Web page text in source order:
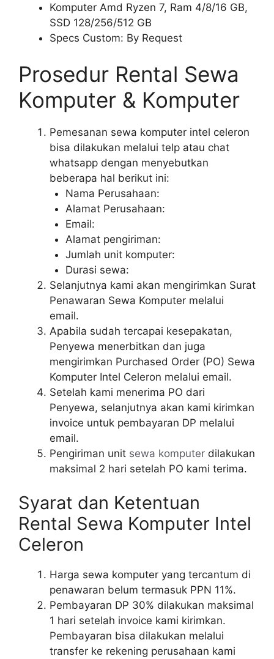
Komputer Amd Ryzen 7, Ram 4/8/16 GB,
SSD 128/256/512 GB
Specs Custom: By Request
Prosedur Rental Sewa
Komputer & Komputer
Pemesanan sewa komputer intel celeron
bisa dilakukan melalui telp atau chat
whatsapp dengan menyebutkan
beberapa hal berikut ini:
Nama Perusahaan:
Alamat Perusahaan:
Email:
Alamat pengiriman:
Jumlah unit komputer:
Durasi sewa:
Selanjutnya kami akan mengirimkan Surat
Penawaran Sewa Komputer melalui
email.
Apabila sudah tercapai kesepakatan,
Penyewa menerbitkan dan juga
mengirimkan Purchased Order (PO) Sewa
Komputer Intel Celeron melalui email.
Setelah kami menerima PO dari
Penyewa, selanjutnya akan kami kirimkan
invoice untuk pembayaran DP melalui
email.
Pengiriman unit sewa komputer dilakukan
maksimal 2 hari setelah PO kami terima.
Syarat dan Ketentuan
Rental Sewa Komputer Intel
Celeron
Harga sewa komputer yang tercantum di
penawaran belum termasuk PPN 11%.
Pembayaran DP 30% dilakukan maksimal
1 hari setelah invoice kami kirimkan.
Pembayaran bisa dilakukan melalui
transfer ke rekening perusahaan kami